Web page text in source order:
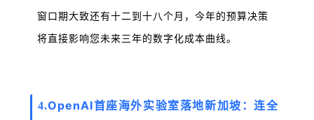
窗口期大致还有十二到十八个月，今年的预算决策
将直接影响您未来三年的数字化成本曲线。
4.OpenAI首座海外实验室落地新加坡：连全